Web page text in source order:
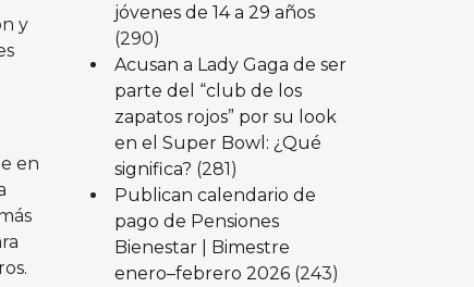
y
en
jóvenes de 14 a 29 años
(290)
Acusan a Lady Gaga de ser
parte del “club de los
zapatos rojos” por su look
en el Super Bowl: ¿Qué
significa? (281)
Publican calendario de
pago de Pensiones
Bienestar | Bimestre
enero–febrero 2026 (243)